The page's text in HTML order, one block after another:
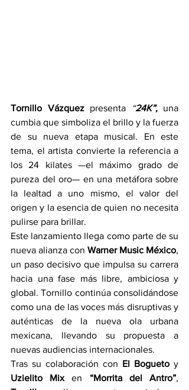
Tornillo Vázquez presenta “24K”, una
cumbia que simboliza el brillo y la fuerza
de su nueva etapa musical. En este
tema, el artista convierte la referencia a
los 24 kilates —el máximo grado de
pureza del oro— en una metáfora sobre
la lealtad a uno mismo, el valor del
origen y la esencia de quien no necesita
pulirse para brillar.
Este lanzamiento llega como parte de su
nueva alianza con Warner Music México,
un paso decisivo que impulsa su carrera
hacia una fase más libre, ambiciosa y
global. Tornillo continúa consolidándose
como una de las voces más disruptivas y
auténticas de la nueva ola urbana
mexicana, llevando su propuesta a
nuevas audiencias internacionales.
Tras su colaboración con El Bogueto
Uzielito Mix en “Morrita del Antro”